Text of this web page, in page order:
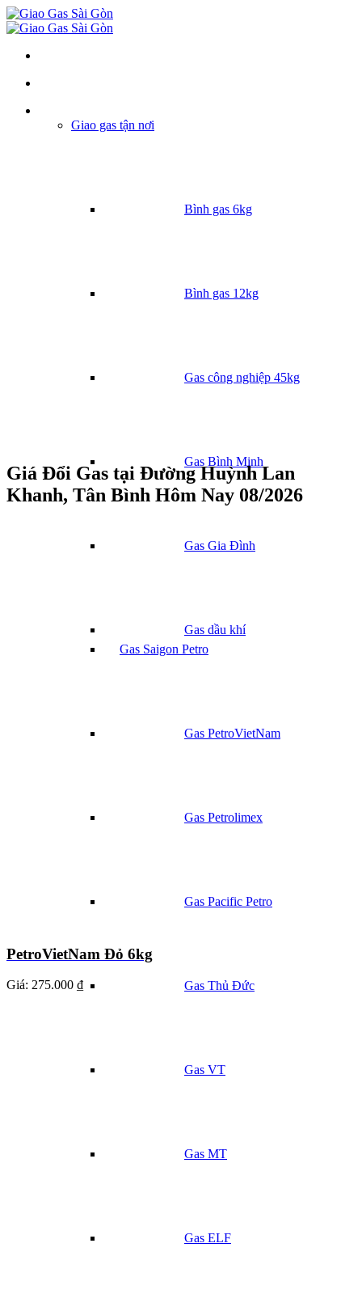
Giao gas tận nơi
Bình gas 6kg
Bình gas 12kg
Gas công nghiệp 45kg
Gas Bình Minh
Gas Gia Đình
Gas dầu khí
Gas Saigon Petro
Gas PetroVietNam
Gas Petrolimex
Gas Pacific Petro
Gas Thủ Đức
Gas VT
Gas MT
Gas ELF
Giá Đổi Gas tại Đường Huỳnh Lan
Khanh, Tân Bình Hôm Nay 08/2026
PetroVietNam Đỏ 6kg
Giá: 275.000 ₫